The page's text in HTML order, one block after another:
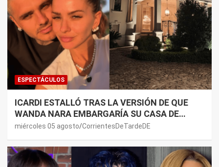
ESPECTÁCULOS
ICARDI ESTALLÓ TRAS LA VERSIÓN DE QUE
WANDA NARA EMBARGARÍA SU CASA DE
NORDELTA: “NECESITAN RASCAR DE ALGÚN
miércoles 05 agosto CorrientesDeTardeDE